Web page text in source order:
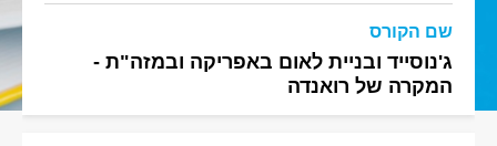
שם הקורס
ג'נוסייד ובניית לאום באפריקה ובמזה"ת -
המקרה של רואנדה